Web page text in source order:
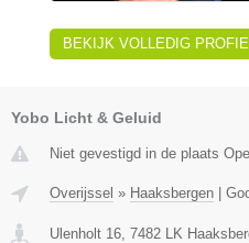
BEKIJK VOLLEDIG PROFIEL
Yobo Licht & Geluid
Niet gevestigd in de plaats
Overijssel » Haaksbergen
Ulenholt 16 7482 LK